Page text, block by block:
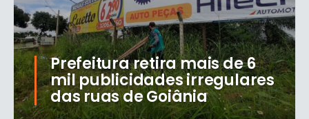
Prefeitura retira mais de 6
mil publicidades irregulares
das ruas de Goiânia